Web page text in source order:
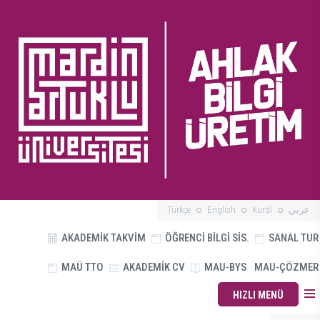
Türkçe English Kurdî عربي
AKADEMİK TAKVİM ÖĞRENCİ BİLGİ SİS. SANAL TUR
MAÜ TTO AKADEMİK CV MAU-BYS MAU-ÇÖZMER
HIZLI MENÜ